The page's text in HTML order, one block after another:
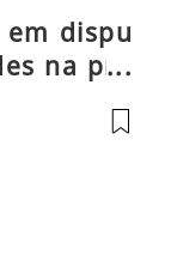
dispu
na pré